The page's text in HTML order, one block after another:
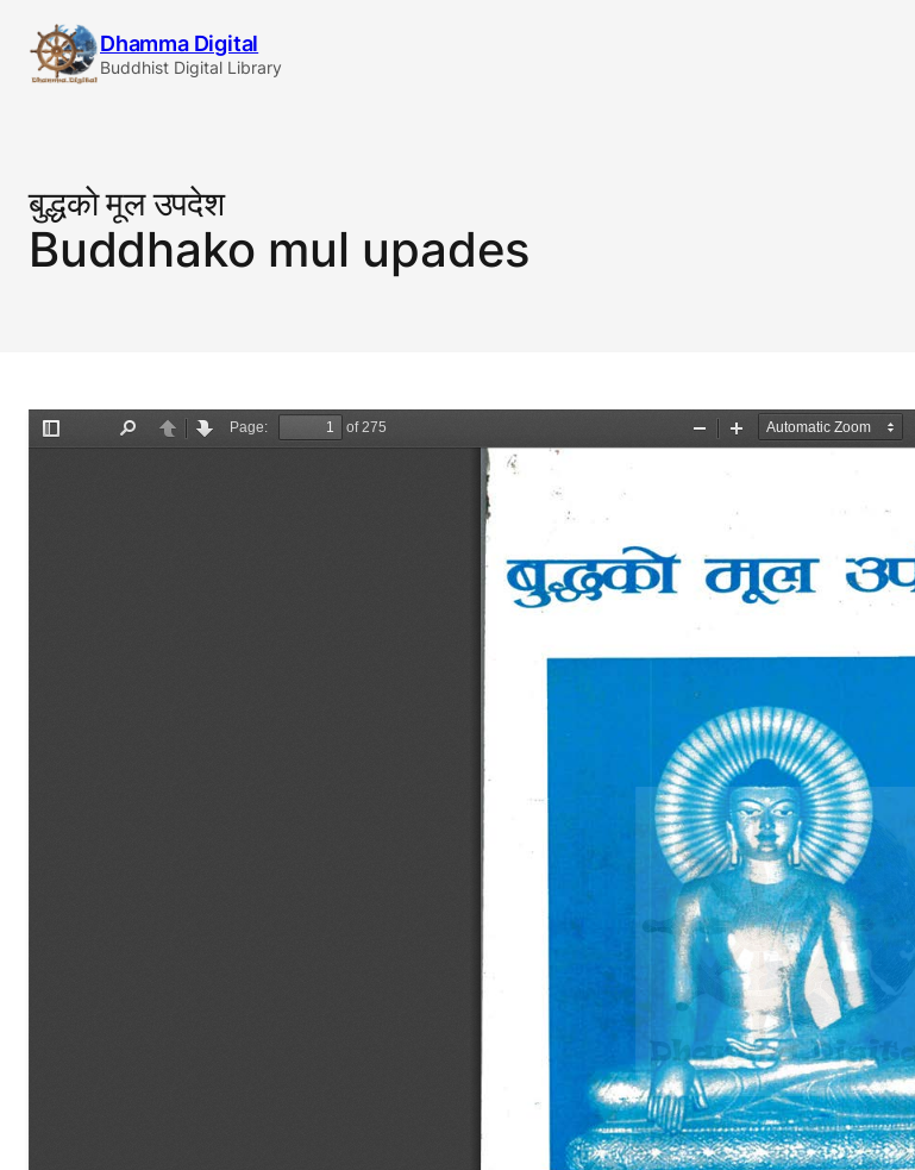
content
Dhamma Digital
Buddhist Digital Library
बुद्धकाे मूल उपदेश
Buddhako mul upades